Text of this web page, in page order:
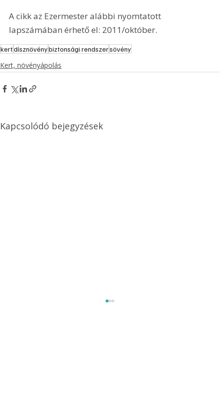
A cikk az Ezermester alábbi nyomtatott
lapszámában érhető el: 2011/október.
kertdísznövénybiztonsági rendszersövény
Kert, növényápolás
Kapcsolódó bejegyzések